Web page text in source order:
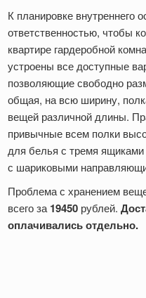
К планировке внутреннего
ответственностью, чтобы
квартире гардеробной
устроены все доступные
позволяющие свободно
общая, на всю ширину,
вещей различной длины.
привычные всем полки
для белья с тремя
с шариковыми
Проблема с хранением
всего за19450 рублей.
оплачивались отдельно.